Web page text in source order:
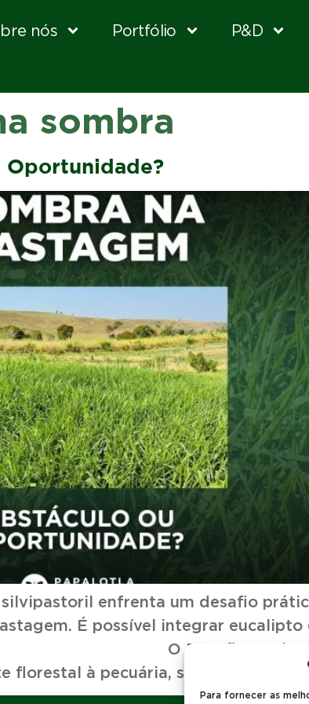
Para fornecer as
nós Portfólio P&D
sombra
Oportunidade?
enfrenta um desafio
É possível integrar eucalipto
Real: Produzir
florestal à pecuária, surge a